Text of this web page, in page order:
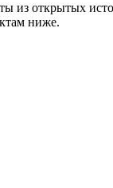
открытых
ниже.